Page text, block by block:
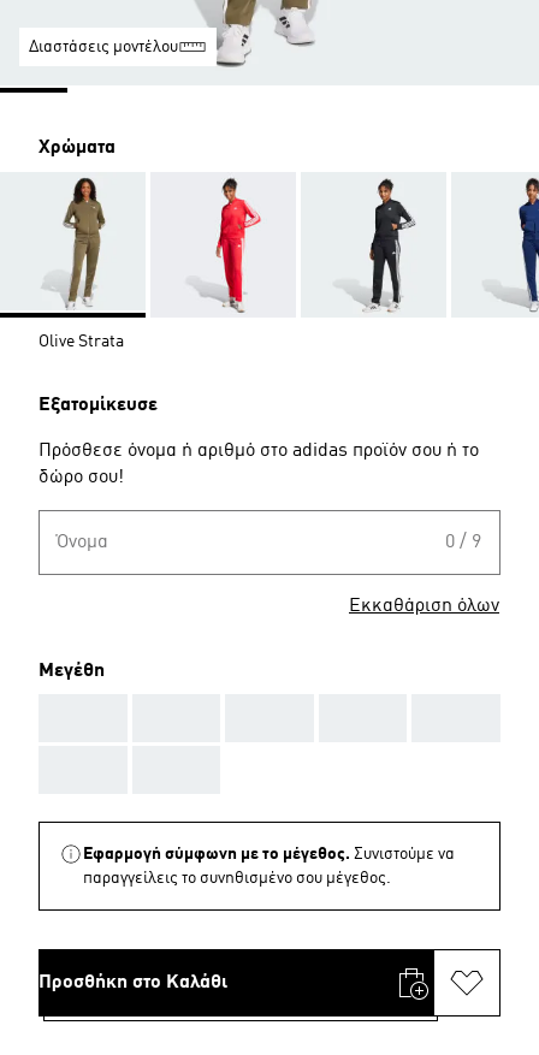
Διαστάσεις μοντέλου
Χρώματα
Olive Strata
Εξατομίκευσε
Πρόσθεσε όνομα ή αριθμό στο adidas προϊόν σου ή το
δώρο σου!
Όνομα 0 / 9
Εκκαθάριση όλων
Μεγέθη
Εφαρμογή σύμφωνη με το μέγεθος. Συνιστούμε να
παραγγείλεις το συνηθισμένο σου μέγεθος.
Προσθήκη στο Καλάθι